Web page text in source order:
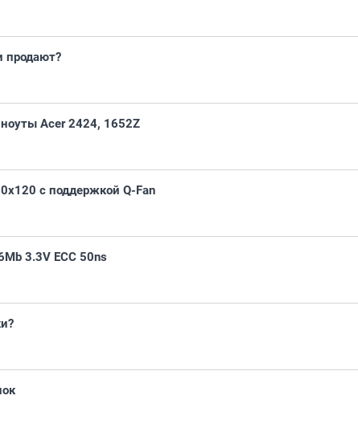
продают?
Acer 2424, 1652Z
с поддержкой Q-Fan
3.3V ECC 50ns